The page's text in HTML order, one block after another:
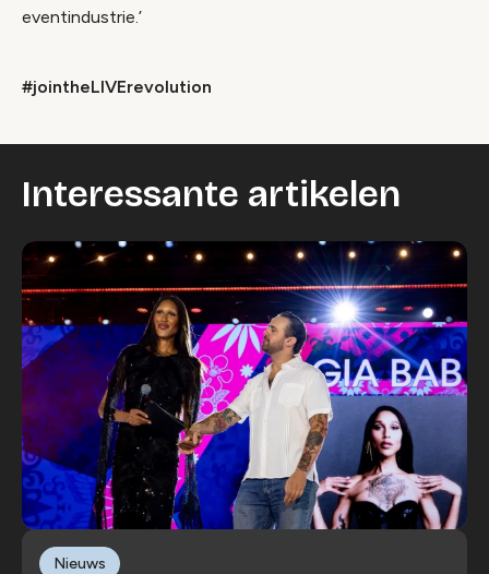
eventindustrie.’
#jointheLIVErevolution
Interessante artikelen
Nieuws